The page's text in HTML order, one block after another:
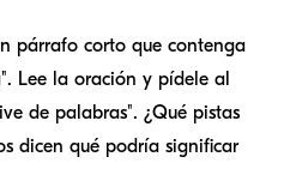
párrafo corto que contenga
Lee la oración y pídele al
de palabras". ¿Qué pistas
dicen qué podría significar